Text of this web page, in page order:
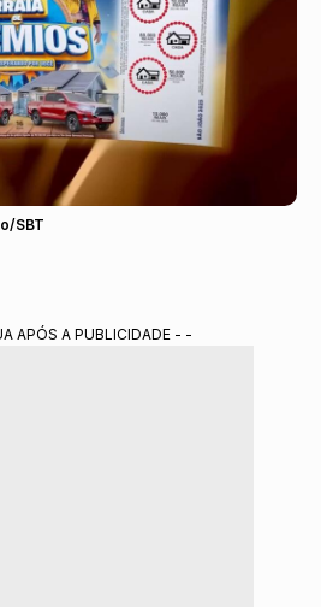
SBT
APÓS A PUBLICIDADE - -